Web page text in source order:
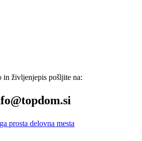
in življenjepis pošljite na:
prosta delovna mesta